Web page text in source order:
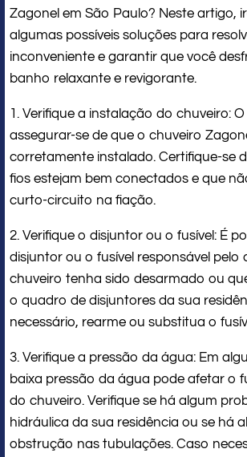
Zagonel em São Paulo? Neste artigo,
algumas possíveis soluções para
inconveniente e garantir que você
banho relaxante e revigorante.
1. Verifique a instalação do chuveiro:
assegurar-se de que o chuveiro
corretamente instalado. Certifique-se
fios estejam bem conectados e que
curto-circuito na fiação.
2. Verifique o disjuntor ou o fusível: É
disjuntor ou o fusível responsável pelo
chuveiro tenha sido desarmado ou
o quadro de disjuntores da sua
necessário, rearme ou substitua o
3. Verifique a pressão da água: Em
baixa pressão da água pode afetar o
do chuveiro. Verifique se há algum
hidráulica da sua residência ou se há
obstrução nas tubulações. Caso